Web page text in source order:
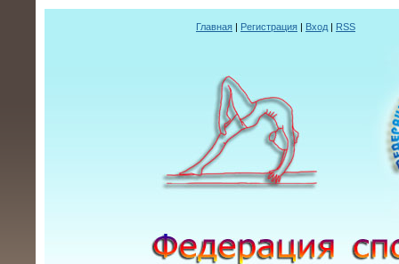
Главная | Регистрация | Вход | RSS